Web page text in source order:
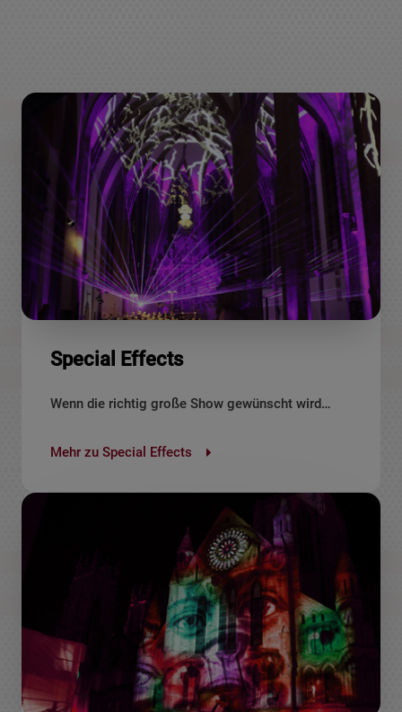
Special Effects
Wenn die richtig große Show gewünscht wird…
Mehr zu Special Effects